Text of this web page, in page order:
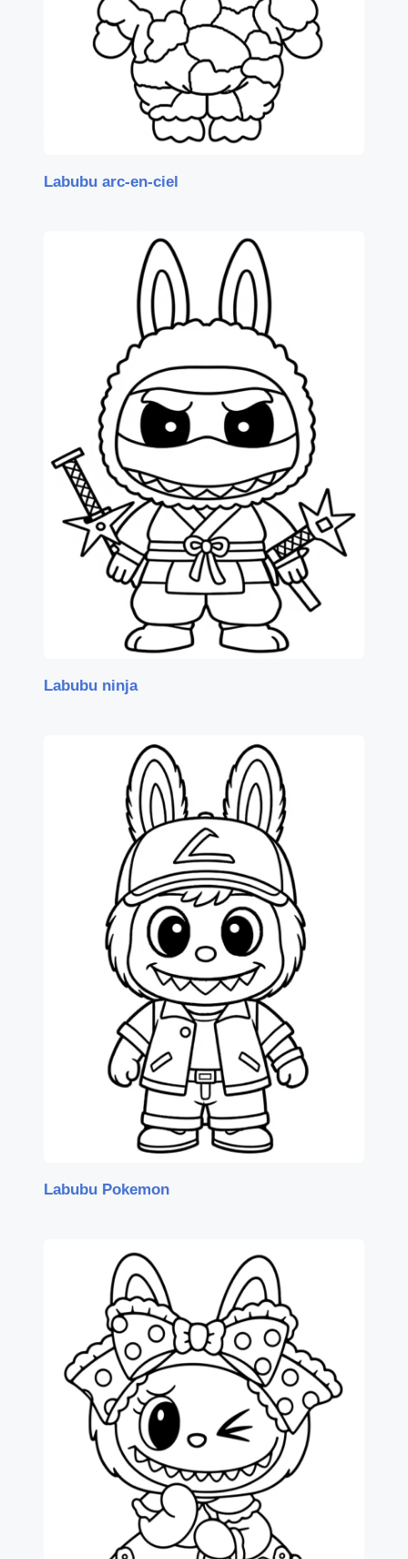
Labubu arc-en-ciel
Labubu ninja
Labubu Pokemon